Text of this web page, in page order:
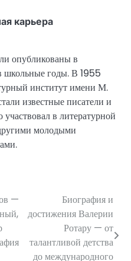
карьера
опубликованы в
школьные годы. В 1955
институт имени М.
известные писатели и
в литературной
молодыми
—
Биография и
достижения Валерии
Ротару — от
талантливой детства
до международного